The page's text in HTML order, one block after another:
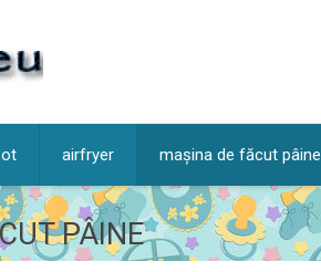
airfryer mașina de făcut pâine
PÂINE